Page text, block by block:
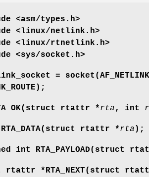
<asm/types.h>
<linux/netlink.h>
<linux/rtnetlink.h>
<sys/socket.h>
=
rtattr *rta, int
rtattr *rta );
int RTA_PAYLOAD(struct
rtattr *RTA_NEXT(struct